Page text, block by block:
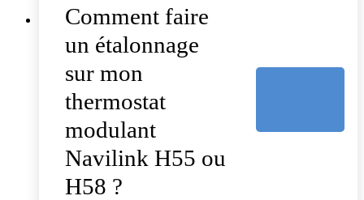
Comment faire
un étalonnage
sur mon
thermostat
modulant
Navilink H55 ou
H58 ?